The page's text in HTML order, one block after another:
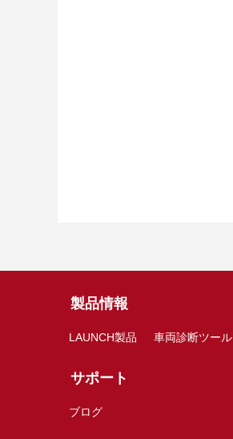
製品情報
LAUNCH製品 車両診断ツール
サポート
ブログ